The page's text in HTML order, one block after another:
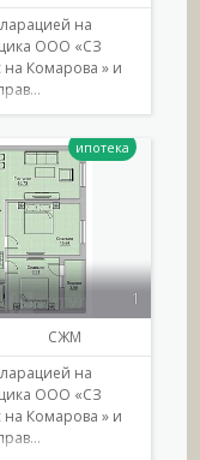
на
ООО «СЗ
Комарова » и
Подробнее
1
СЖМ
на
ООО «СЗ
Комарова » и